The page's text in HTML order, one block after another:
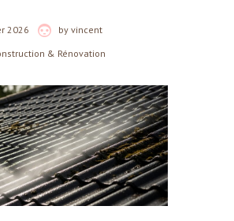
2026 by vincent
& Rénovation